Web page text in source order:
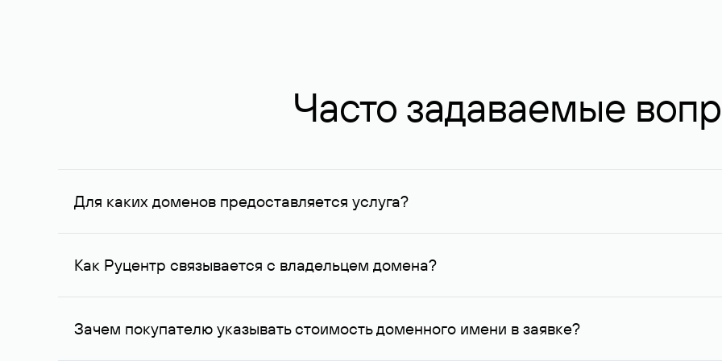
Часто задаваемые
Для каких доменов предоставляется услуга?
Услуга доступна для доменов, зарегистрированных в Руцентре и у других регистраторов. Для доменов,
Как Руцентр связывается с владельцем домена?
Для связи с владельцем домена используются его контактные данные, доступные Руцентру.
Зачем покупателю указывать стоимость доменного имени в заявке?